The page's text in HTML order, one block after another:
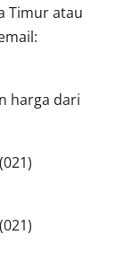
Timur atau
harga dari